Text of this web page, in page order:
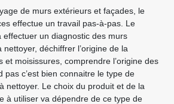
de murs extérieurs et façades, le
effectue un travail pas-à-pas. Le
effectuer un diagnostic des murs
déchiffrer l’origine de la
et moisissures, comprendre l’origine des
c’est bien connaitre le type de
nettoyer. Le choix du produit et de la
à utiliser va dépendre de ce type de